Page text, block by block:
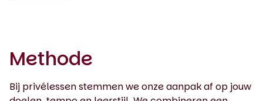
Methode
Bij privélessen stemmen we onze aanpak af op jouw